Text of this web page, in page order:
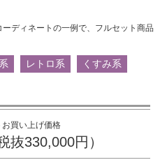
ディネートの一例で、フルセット商品
レトロ系
くすみ系
お買い上げ価格
抜330,000円）